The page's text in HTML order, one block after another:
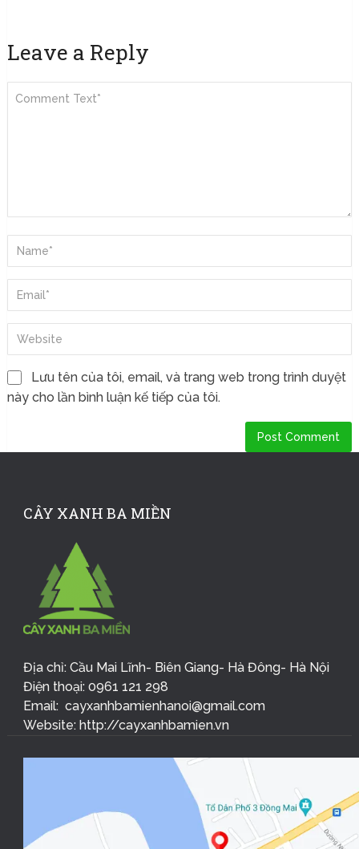
Leave a Reply
Lưu tên của tôi, email, và trang web trong trình duyệt
này cho lần bình luận kế tiếp của tôi.
CÂY XANH BA MIỀN
Địa chỉ: Cầu Mai Lĩnh- Biên Giang- Hà Đông- Hà Nội
Điện thoại: 0961 121 298
Email: cayxanhbamienhanoi@gmail.com
Website: http://cayxanhbamien.vn